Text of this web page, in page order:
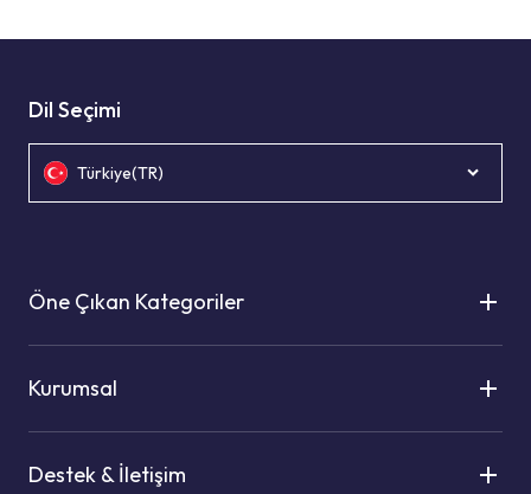
Dil Seçimi
Türkiye(TR)
Öne Çıkan Kategoriler
Kurumsal
Destek & İletişim